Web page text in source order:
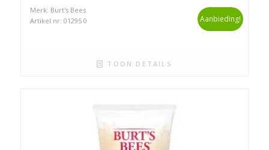
Merk: Burt's Bees
Artikel nr: 01295 0
Aanbieding!
TOON DETAILS